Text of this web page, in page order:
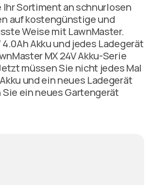
Ihr Sortiment an schnurlosen
auf kostengünstige und
Weise mit LawnMaster.
4.0Ah Akku und jedes Ladegerät
MX 24V Akku-Serie
müssen Sie nicht jedes Mal
und ein neues Ladegerät
Sie ein neues Gartengerät